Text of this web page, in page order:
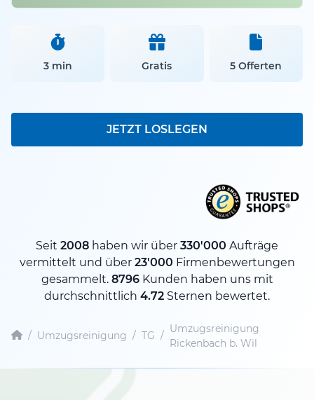
3 min Gratis 5 Offerten
JETZT LOSLEGEN
Seit 2008 haben wir über 330'000 Aufträge
vermittelt und über 23'000 Firmenbewertungen
gesammelt. 8796Kunden haben uns mit
durchschnittlich 4.72 Sternen bewertet.
/ Umzugsreinigung / TG /
Umzugsreinigung
Rickenbach b. Wil